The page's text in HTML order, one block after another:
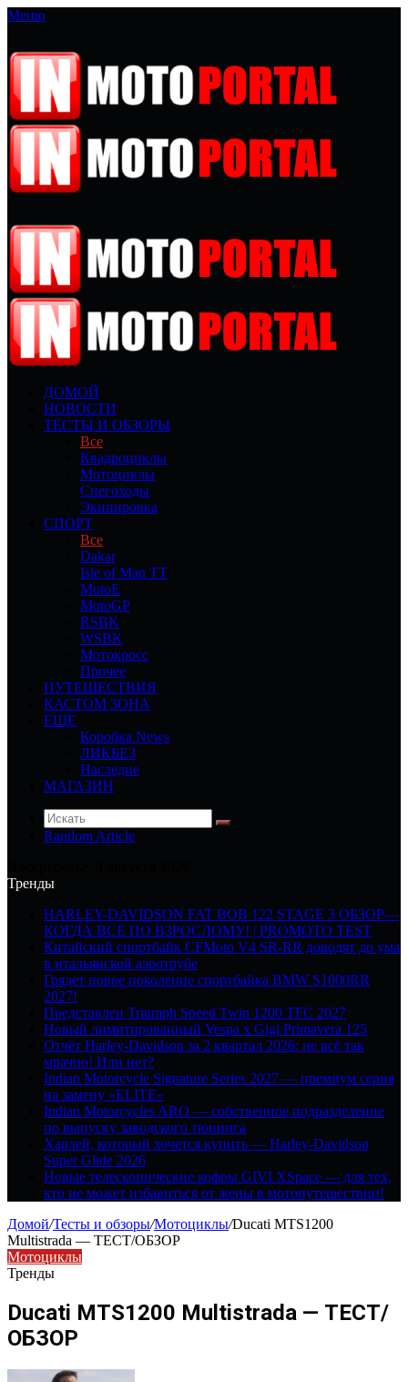
Меню
ДОМОЙ
НОВОСТИ
ТЕСТЫ И ОБЗОРЫ
Все
Квадроциклы
Мотоциклы
Снегоходы
Экипировка
СПОРТ
Все
Dakar
Isle of Man TT
MotoE
MotoGP
RSBK
WSBK
Мотокросс
Прочее
ПУТЕШЕСТВИЯ
КАСТОМ ЗОНА
ЕЩЕ
Коробка News
ЛИКБЕЗ
Наследие
МАГАЗИН
Random Article
Тренды
HARLEY-DAVIDSON FAT BOB 122 STAGE 3 ОБЗОР—
КОГДА ВСЕ ПО ВЗРОСЛОМУ! | PROMOTO TEST
Китайский спортбайк CFMoto V4 SR-RR доводят до ума
в итальянской аэротрубе
Грядет новое поколение спортбайка BMW S1000RR
2027!
Представлен Triumph Speed Twin 1200 TFC 2027
Новый лимитированный Vespa x Gigi Primavera 125
Отчёт Harley-Davidson за 2 квартал 2026: не всё так
мрачно! Или нет?
Indian Motorcycle Signature Series 2027 — премиум серия
на замену «ELITE»
Indian Motorcycles ARO — собственное подразделение
по выпуску заводского тюнинга
Харлей, который хочется купить — Harley-Davidson
Super Glide 2026
Новые телескопические кофры GIVI XSpace — для тех,
кто не может избавиться от жены в мотопутешествии!
Домой/Тесты и обзоры/Мотоциклы/Ducati MTS1200
Multistrada — ТЕСТ/ОБЗОР
Мотоциклы
Тренды
Ducati MTS1200 Multistrada — ТЕСТ/
ОБЗОР